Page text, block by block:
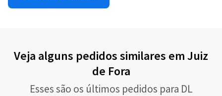
Veja alguns pedidos similares em Juiz
de Fora
Esses são os últimos pedidos para DL